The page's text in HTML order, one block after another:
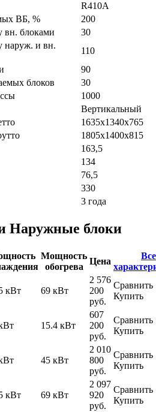
R410A
ВБ, %
200
вн. блоками
30
наруж. и вн.
110
90
блоков
30
1000
Вертикальный
1635x1340x765
1805x1400x815
163,5
134
76,5
330
3 года
Наружные блоки
Мощность
обогрева
Цена
Все
кВт 69 кВт
2 576
200
руб.
Сравнить
Купить
15.4 кВт
607
200
руб.
Сравнить
Купить
45 кВт
2 010
800
руб.
Сравнить
Купить
кВт 69 кВт
2 097
920
руб.
Сравнить
Купить